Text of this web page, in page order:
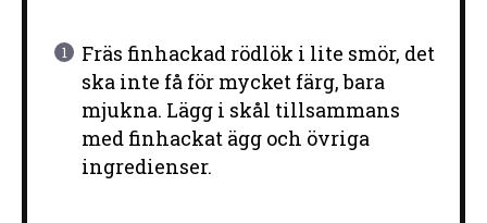
Fräs finhackad rödlök i lite smör, det
ska inte få för mycket färg, bara
mjukna. Lägg i skål tillsammans
med finhackat ägg och övriga
ingredienser.